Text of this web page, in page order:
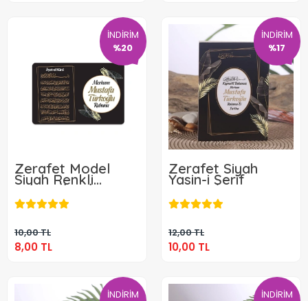
İNDİRİM
%20
Zerafet Model
Siyah Renkli
Mevlüt İçin İsme
Özel Ayet-el Kürsi
Magnet
10,00 TL
8,00 TL
8,00 TL
İNDİRİM
%17
Zerafet Siyah
Yasin-i Şerif
12,00 TL
10,00 TL
10,00 TL
İNDİRİM
İNDİRİM